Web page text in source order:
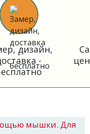
дизайн,
-
мышки. Для